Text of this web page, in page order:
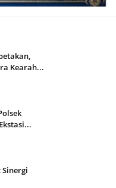
Kearah...
Sinergi